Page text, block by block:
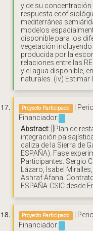
y de su concentración
respuesta
mediterránea
modelos
disponible para los
vegetación
producida por la
relaciones entre las
y el agua disponible,
naturales. (iv) Estimar
Proyecto Participado |
Financiador:
Abstract: [[Plan de
integración
caliza de la Sierra de
ESPAÑA). Fase
Participantes: Sergio
Lázaro, Isabel
Ashraf Afana.
ESPAÑA-CSIC desde
Proyecto Participado |
Financiador: